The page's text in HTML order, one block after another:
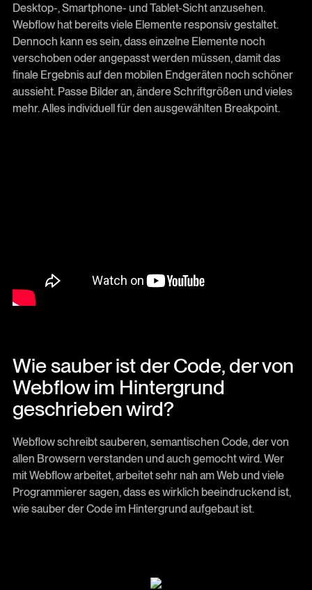
Desktop-, Smartphone- und Tablet-Sicht anzusehen.
Webflow hat bereits viele Elemente responsiv gestaltet.
Dennoch kann es sein, dass einzelne Elemente noch
verschoben oder angepasst werden müssen, damit das
finale Ergebnis auf den mobilen Endgeräten noch schöner
aussieht. Passe Bilder an, ändere Schriftgrößen und vieles
mehr. Alles individuell für den ausgewählten Breakpoint.
Wie sauber ist der Code, der von
Webflow im Hintergrund
geschrieben wird?
Webflow schreibt sauberen, semantischen Code, der von
allen Browsern verstanden und auch gemocht wird. Wer
mit Webflow arbeitet, arbeitet sehr nah am Web und viele
Programmierer sagen, dass es wirklich beeindruckend ist,
wie sauber der Code im Hintergrund aufgebaut ist.